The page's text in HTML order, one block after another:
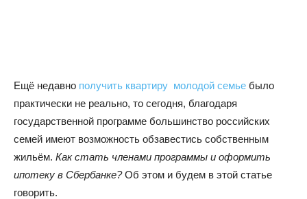
Ещё недавно получить квартиру молодой семье было
практически не реально, то сегодня, благодаря
государственной программе большинство российских
семей имеют возможность обзавестись собственным
жильём. Как стать членами программы и оформить
ипотеку в Сбербанке?Об этом и будем в этой статье
говорить.